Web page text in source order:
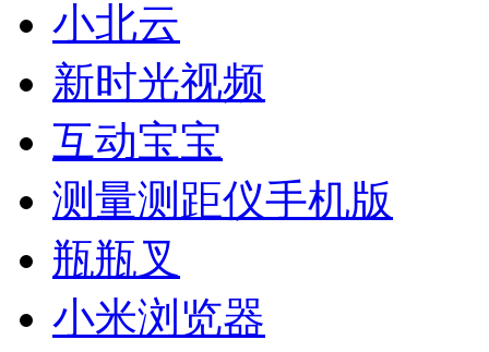
小北云
新时光视频
互动宝宝
测量测距仪手机版
瓶瓶叉
小米浏览器